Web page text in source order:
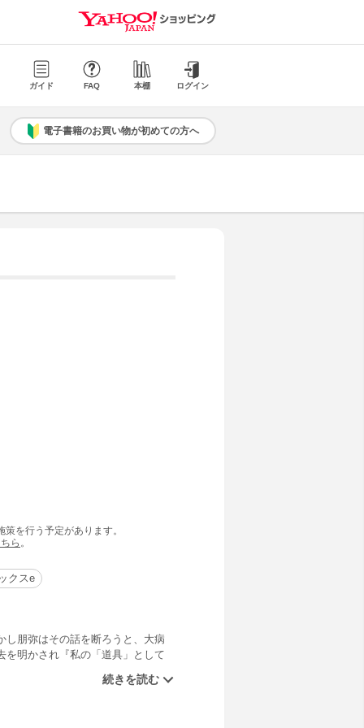
ガイド FAQ 本棚 ログイン
電子書籍のお買い物が初めての方へ
を行う予定があります。
ちら 。
クスe
し朋弥はその話を断ろうと、大病
を明かされ『私の「道具」として